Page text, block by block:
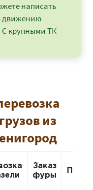
написать
движению
крупными ТК
из
Заказ
фуры